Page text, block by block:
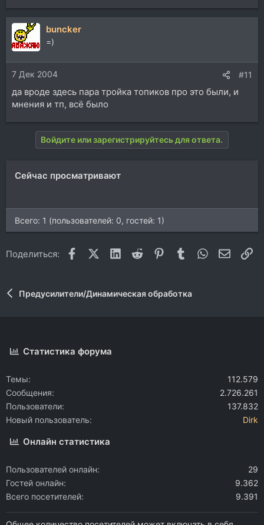
buncker
=)
7 Дек 2004 #11
да вроде здесь пара тройка топиков про это были, и
мнения и тп, всё было
Войдите или зарегистрируйтесь для ответа.
Сейчас просматривают
Всего: 1 (пользователей: 0, гостей: 1)
Поделиться: FacebookX (Twitter)
LinkedIn
Reddit Pinterest
Tumblr WhatsApp
Предусилители/Динамическая обработка
Статистика форума
Темы
112.579
Сообщения
2.726.261
Пользователи
137.832
Новый пользователь
Dirk
Онлайн статистика
Пользователей онлайн
29
Гостей онлайн
9.362
Всего посетителей
9.391